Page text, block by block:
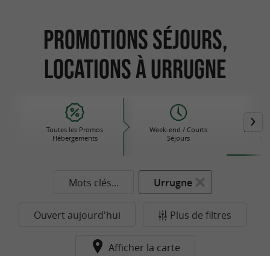
Promotions Séjours,
Locations à Urrugne
Toutes les Promos
Hébergements
Week-end / Courts
Séjours
Mots clés... Urrugne
Ouvert aujourd'hui Plus de filtres
Afficher la carte